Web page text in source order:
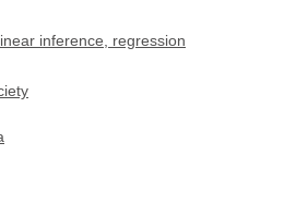
inference, regression